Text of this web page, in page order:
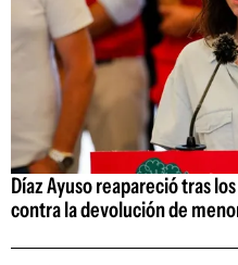
Díaz Ayuso reapareció tras
contra la devolución de